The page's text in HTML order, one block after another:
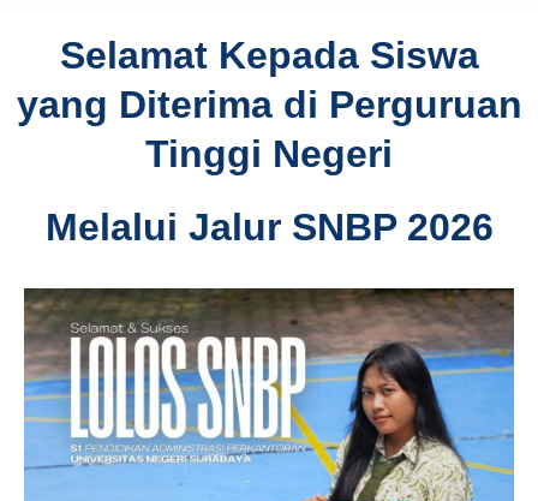
Selamat Kepada Siswa
yang Diterima di Perguruan
Tinggi Negeri
Melalui Jalur SNBP 2026